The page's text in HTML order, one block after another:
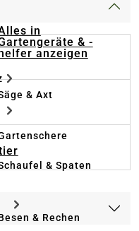
in
& -
anzeigen
& Axt
& Spaten
& Rechen